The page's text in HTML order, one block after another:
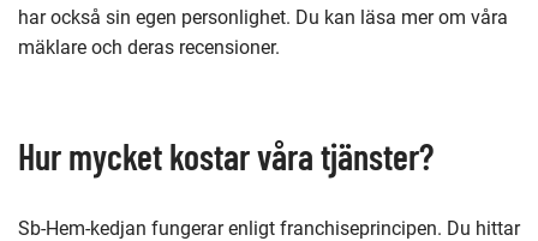
har också sin egen personlighet. Du kan läsa mer om våra
mäklare och deras recensioner.
Hur mycket kostar våra tjänster?
Sb-Hem-kedjan fungerar enligt franchiseprincipen. Du hittar